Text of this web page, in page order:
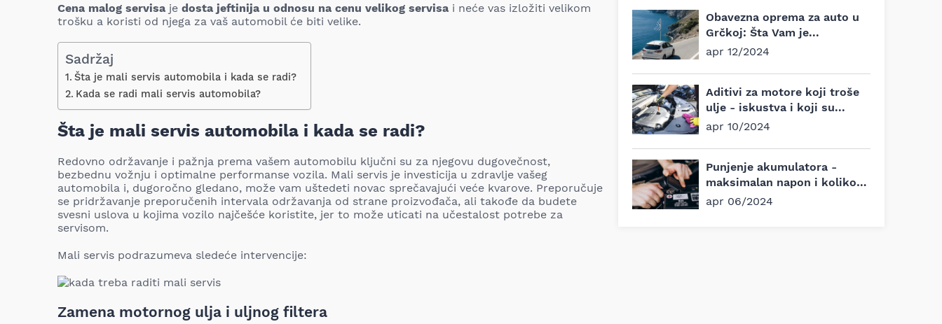
Cena malog servisa je dosta jeftinija u odnosu na cenu velikog servisa i neće vas izložiti velikom
trošku a koristi od njega za vaš automobil će biti velike.
Sadržaj
Šta je mali servis automobila i kada se radi?
Kada se radi mali servis automobila?
Šta je mali servis automobila i kada se radi?
Redovno održavanje i pažnja prema vašem automobilu ključni su za njegovu dugovečnost,
bezbednu vožnju i optimalne performanse vozila. Mali servis je investicija u zdravlje vašeg
automobila i, dugoročno gledano, može vam uštedeti novac sprečavajući veće kvarove. Preporučuje
se pridržavanje preporučenih intervala održavanja od strane proizvođača, ali takođe da budete
svesni uslova u kojima vozilo najčešće koristite, jer to može uticati na učestalost potrebe za
servisom.
Mali servis podrazumeva sledeće intervencije:
Zamena motornog ulja i uljnog filtera
Obavezna oprema za auto u
Grčkoj: Šta Vam je...
apr 12/2024
Aditivi za motore koji troše
ulje - iskustva i koji su...
apr 10/2024
Punjenje akumulatora -
maksimalan napon i koliko
traje?
apr 06/2024